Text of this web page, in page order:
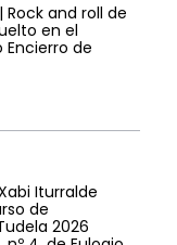
and roll de
en el
Encierro de
Iturralde
de
2026